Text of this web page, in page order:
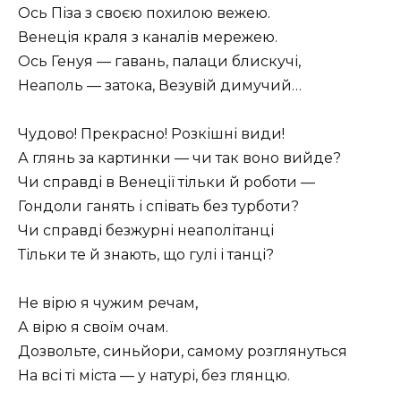
Ось Піза з своєю похилою вежею.
Венеція краля з каналів мережею.
Ось Генуя — гавань, палаци блискучі,
Неаполь — затока, Везувій димучий…
Чудово! Прекрасно! Розкішні види!
А глянь за картинки — чи так воно вийде?
Чи справді в Венеції тільки й роботи —
Гондоли ганять і співать без турботи?
Чи справді безжурні неаполітанці
Тільки те й знають, що гулі і танці?
Не вірю я чужим речам,
А вірю я своїм очам.
Дозвольте, синьйори, самому розглянуться
На всі ті міста — у натурі, без глянцю.